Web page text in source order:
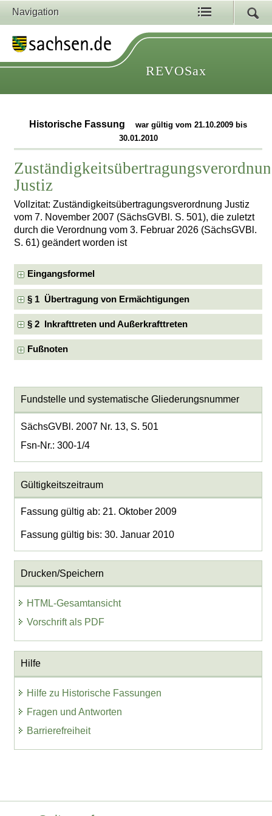
Navigation
REVOSax
Historische Fassung
war gültig vom 21.10.2009 bis
30.01.2010
Justiz
Vollzitat: Zuständigkeitsübertragungsverordnung Justiz
vom 7. November 2007 (SächsGVBl. S. 501), die zuletzt
durch die Verordnung vom 3. Februar 2026 (SächsGVBl.
S. 61) geändert worden ist
Eingangsformel
§ 1 Übertragung von Ermächtigungen
§ 2 Inkrafttreten und Außerkrafttreten
Fußnoten
Fundstelle und systematische Gliederungsnummer
SächsGVBl. 2007 Nr. 13, S. 501
Fsn-Nr.: 300-1/4
Gültigkeitszeitraum
Fassung gültig ab: 21. Oktober 2009
Fassung gültig bis: 30. Januar 2010
Drucken/Speichern
HTML-Gesamtansicht
Vorschrift als PDF
Hilfe
Hilfe zu Historische Fassungen
Fragen und Antworten
Barrierefreiheit